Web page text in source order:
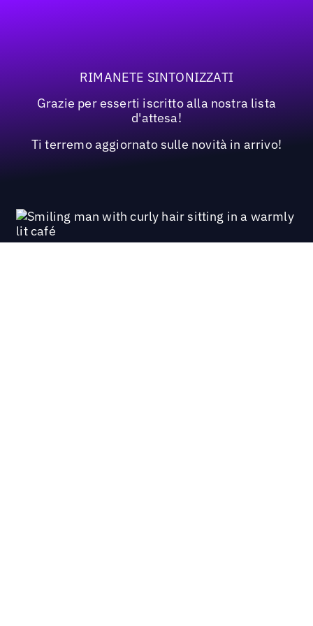
RIMANETE SINTONIZZATI
Grazie per esserti iscritto alla nostra lista
d'attesa!
Ti terremo aggiornato sulle novità in arrivo!